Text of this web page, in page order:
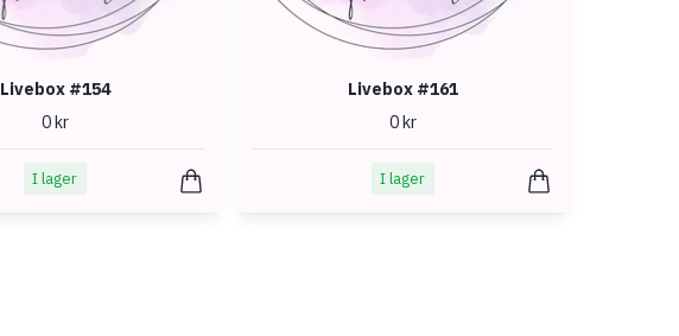
Livebox #154
0 kr
I lager
Livebox #161
0 kr
I lager